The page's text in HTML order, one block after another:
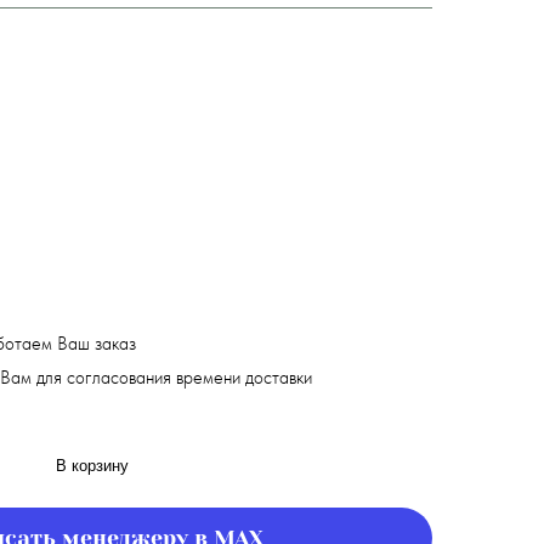
Ваш заказ
для согласования времени доставки
В корзину
менеджеру в MAX